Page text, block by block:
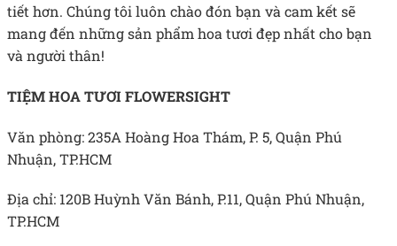
tiết hơn. Chúng tôi luôn chào đón bạn và cam kết sẽ
mang đến những sản phẩm hoa tươi đẹp nhất cho bạn
và người thân!
TIỆM HOA TƯƠI FLOWERSIGHT
Văn phòng: 235A Hoàng Hoa Thám, P. 5, Quận Phú
Nhuận, TP.HCM
Địa chỉ: 120B Huỳnh Văn Bánh, P.11, Quận Phú Nhuận,
TP.HCM